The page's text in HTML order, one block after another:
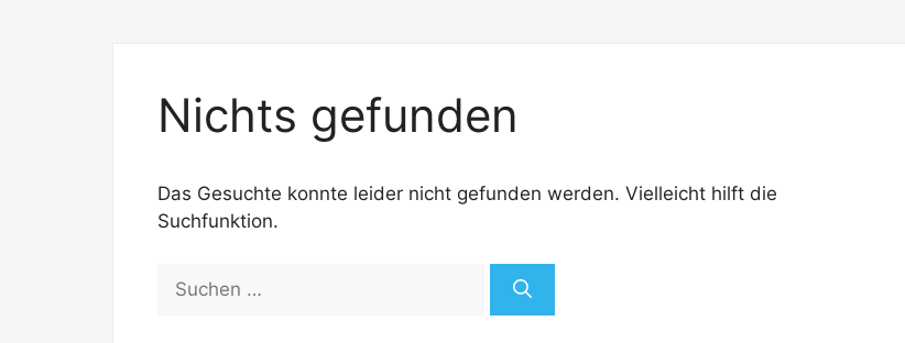
Nichts gefunden
Das Gesuchte konnte leider nicht gefunden werden. Vielleicht hilft die
Suchfunktion.
nach: